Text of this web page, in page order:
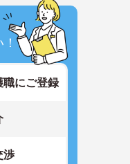
職にご登録
渉